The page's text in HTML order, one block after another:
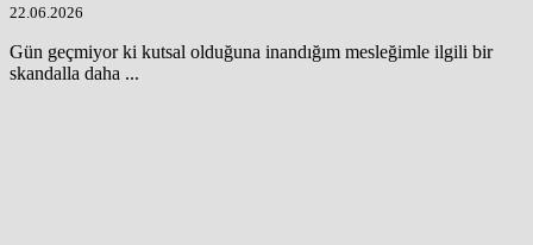
22.06.2026
Gün geçmiyor ki kutsal olduğuna inandığım mesleğimle ilgili bir
skandalla daha ...